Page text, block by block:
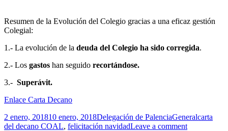
Resumen de la Evolución del Colegio gracias a una eficaz gestión
Colegial:
1.- La evolución de la deuda del Colegio ha sido corregida.
2.- Los gastos han seguido recortándose.
3.- Superávit.
Enlace Carta Decano
Publicado
el
2 enero, 201810 enero, 2018Autor
Delegación de PalenciaCategorías
GeneralEtiquetas
carta
del decano COAL, felicitación navidadLeave a comment